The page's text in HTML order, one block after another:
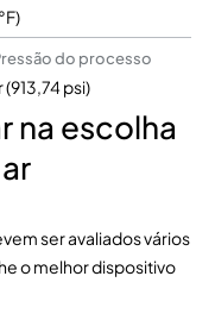
do processo
(913,74 psi)
na escolha
ser avaliados vários
o melhor dispositivo